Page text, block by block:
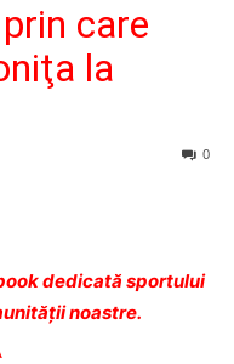
care
la
0
dedicată sportului
noastre.